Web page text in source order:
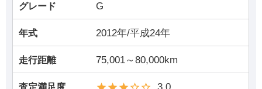
グレード G
年式 2012年/平成24年
走行距離 75,001～80,000km